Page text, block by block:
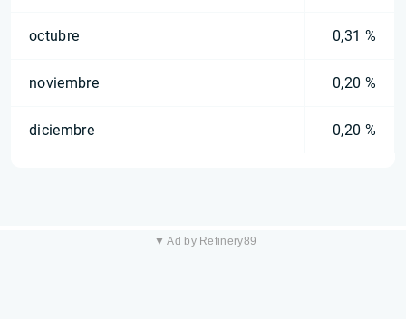
octubre 0,31 %
noviembre 0,20 %
diciembre 0,20 %
▼ Ad by Refinery89